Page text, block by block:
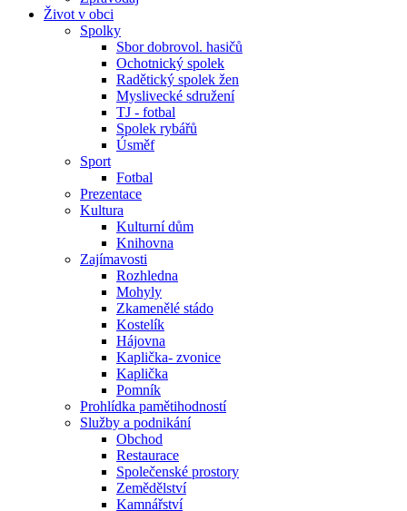
Život v obci
Spolky
Sbor dobrovol. hasičů
Ochotnický spolek
Radětický spolek žen
Myslivecké sdružení
TJ - fotbal
Spolek rybářů
Úsměf
Sport
Fotbal
Prezentace
Kultura
Kulturní dům
Knihovna
Zajímavosti
Rozhledna
Mohyly
Zkamenělé stádo
Kostelík
Hájovna
Kaplička- zvonice
Kaplička
Pomník
Prohlídka pamětihodností
Služby a podnikání
Obchod
Restaurace
Společenské prostory
Zemědělství
Kamnářství